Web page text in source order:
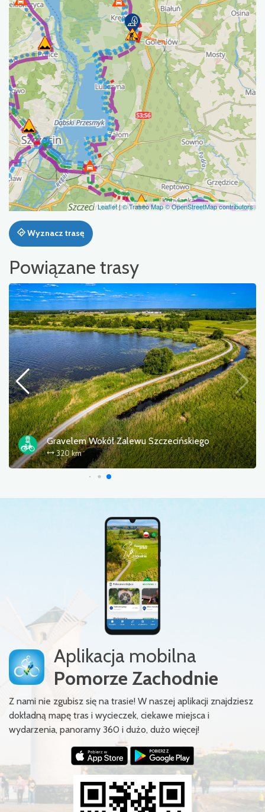
Leaflet|© Traseo Map© OpenStreetMap contributors
Wyznacz trasę
Powiązane trasy
Gravelem Wokół Zalewu Szczecińskiego
320 km
Aplikacja mobilna
Pomorze Zachodnie
Z nami nie zgubisz się na trasie! W naszej aplikacji znajdziesz
dokładną mapę tras i wycieczek, ciekawe miejsca i
wydarzenia, panoramy 360 i dużo, dużo więcej!